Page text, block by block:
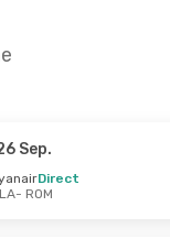
Sep.
Direct
- ROM